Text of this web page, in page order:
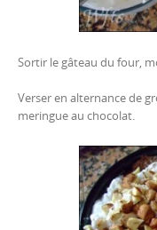
Sortir le gâteau du four,
Verser en alternance de
meringue au chocolat.